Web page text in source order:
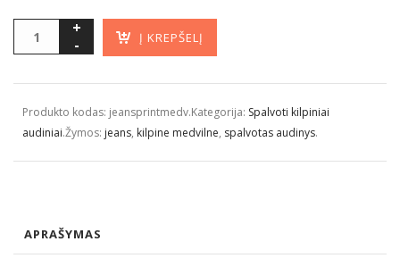
Į KREPŠELĮ
Produkto kodas: jeansprintmedv.Kategorija: Spalvoti kilpiniai
audiniai.Žymos: jeans, kilpine medvilne, spalvotas audinys.
APRAŠYMAS